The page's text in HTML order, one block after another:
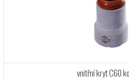
vnitřní kryt C60